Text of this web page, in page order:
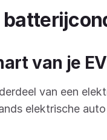
van je EV
van een
elektrische